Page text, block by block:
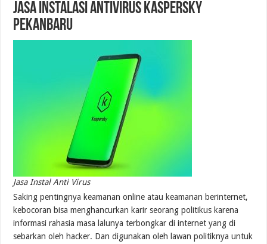
Jasa Instalasi Antivirus Kaspersky
Pekanbaru
Jasa Instal Anti Virus
Saking pentingnya keamanan online atau keamanan berinternet,
kebocoran bisa menghancurkan karir seorang politikus karena
informasi rahasia masa lalunya terbongkar di internet yang di
sebarkan oleh hacker. Dan digunakan oleh lawan politiknya untuk